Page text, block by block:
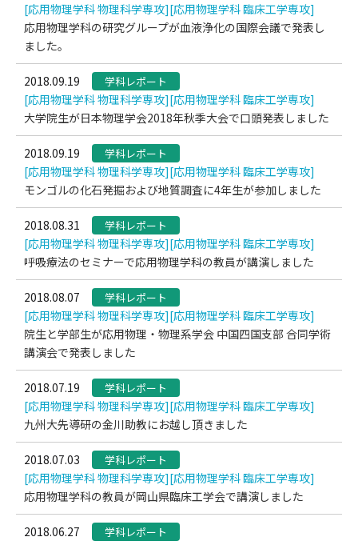
[応用物理学科 物理科学専攻][応用物理学科 臨床工学専攻]
応用物理学科の研究グループが血液浄化の国際会議で発表し
ました。
2018.09.19 学科レポート
[応用物理学科 物理科学専攻][応用物理学科 臨床工学専攻]
大学院生が日本物理学会2018年秋季大会で口頭発表しました
2018.09.19 学科レポート
[応用物理学科 物理科学専攻][応用物理学科 臨床工学専攻]
モンゴルの化石発掘および地質調査に4年生が参加しました
2018.08.31 学科レポート
[応用物理学科 物理科学専攻][応用物理学科 臨床工学専攻]
呼吸療法のセミナーで応用物理学科の教員が講演しました
2018.08.07 学科レポート
[応用物理学科 物理科学専攻][応用物理学科 臨床工学専攻]
院生と学部生が応用物理・物理系学会 中国四国支部 合同学術
講演会で発表しました
2018.07.19 学科レポート
[応用物理学科 物理科学専攻][応用物理学科 臨床工学専攻]
九州大先導研の金川助教にお越し頂きました
2018.07.03 学科レポート
[応用物理学科 物理科学専攻][応用物理学科 臨床工学専攻]
応用物理学科の教員が岡山県臨床工学会で講演しました
2018.06.27 学科レポート